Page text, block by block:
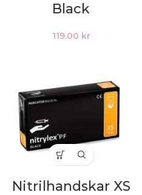
Black
119.00 kr
Nitrilhandskar XS